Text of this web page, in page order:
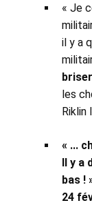
« Je
il y a
les
Riklin
« ...
Il y a
bas !
24